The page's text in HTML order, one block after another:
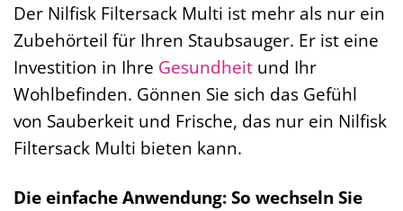
Der Nilfisk Filtersack Multi ist mehr als nur ein
Zubehörteil für Ihren Staubsauger. Er ist eine
Investition in Ihre Gesundheit und Ihr
Wohlbefinden. Gönnen Sie sich das Gefühl
von Sauberkeit und Frische, das nur ein Nilfisk
Filtersack Multi bieten kann.
Die einfache Anwendung: So wechseln Sie